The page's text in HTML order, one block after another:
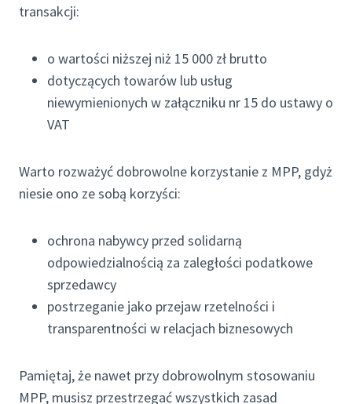
transakcji:
o wartości niższej niż 15 000 zł brutto
dotyczących towarów lub usług
niewymienionych w załączniku nr 15 do ustawy o
VAT
Warto rozważyć dobrowolne korzystanie z MPP, gdyż
niesie ono ze sobą korzyści:
ochrona nabywcy przed solidarną
odpowiedzialnością za zaległości podatkowe
sprzedawcy
postrzeganie jako przejaw rzetelności i
transparentności w relacjach biznesowych
Pamiętaj, że nawet przy dobrowolnym stosowaniu
MPP, musisz przestrzegać wszystkich zasad